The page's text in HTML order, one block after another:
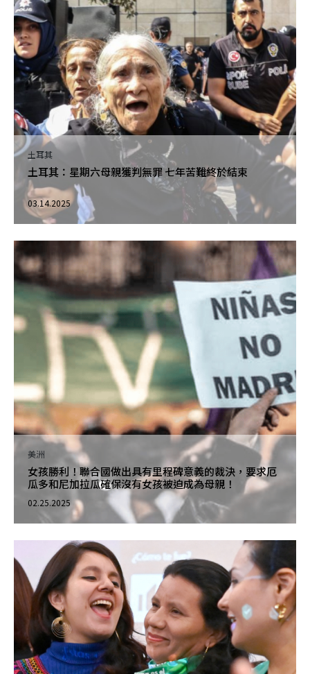
土耳其
土耳其：星期六母親獲判無罪 七年苦難終於結束
03.14.2025
美洲
女孩勝利！聯合國做出具有里程碑意義的裁決，要求厄
瓜多和尼加拉瓜確保沒有女孩被迫成為母親！
02.25.2025